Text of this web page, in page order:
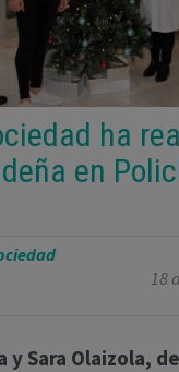
ha
en
18
y Sara Olaizola,